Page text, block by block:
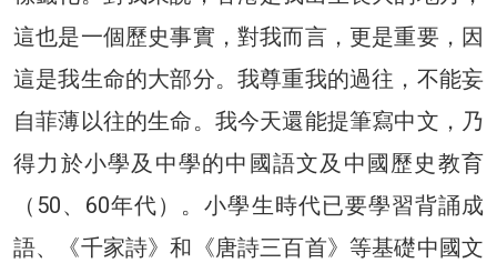
這也是一個歷史事實，對我而言，更是重要，因
這是我生命的大部分。我尊重我的過往，不能妄
自菲薄以往的生命。我今天還能提筆寫中文，乃
得力於小學及中學的中國語文及中國歷史教育
（50、60年代）。小學生時代已要學習背誦成
語、《千家詩》和《唐詩三百首》等基礎中國文